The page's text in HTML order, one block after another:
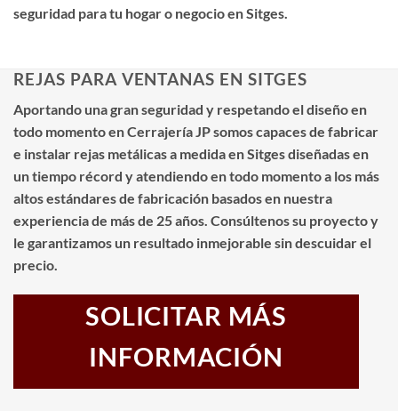
seguridad para tu hogar o negocio en Sitges.
REJAS PARA VENTANAS EN SITGES
Aportando una gran seguridad y respetando el diseño en
todo momento en Cerrajería JP somos capaces de fabricar
e instalar rejas metálicas a medida en Sitges diseñadas en
un tiempo récord y atendiendo en todo momento a los más
altos estándares de fabricación basados en nuestra
experiencia de más de 25 años. Consúltenos su proyecto y
le garantizamos un resultado inmejorable sin descuidar el
precio.
SOLICITAR MÁS
INFORMACIÓN